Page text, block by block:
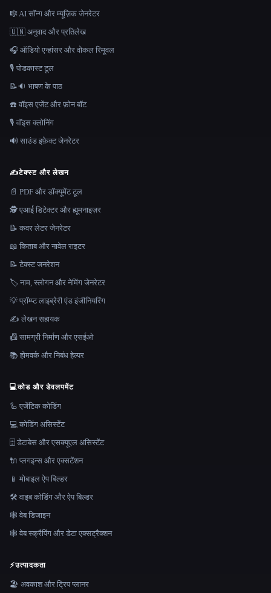
🎼 AI सॉन्ग और म्यूज़िक जेनरेटर
🇺🇳 अनुवाद और प्रतिलेख
🎧 ऑडियो एन्हांसर और वोकल रिमूवल
🎙️ पोडकास्ट टूल
📝🔉 भाषण के पाठ
☎️ वॉइस एजेंट और फ़ोन बॉट
🎙️ वॉइस क्लोनिंग
🔊 साउंड इफ़ेक्ट जेनरेटर
✍️टेक्स्ट और लेखन
📄 PDF और डॉक्यूमेंट टूल
🕵️ एआई डिटेक्टर और ह्यूमनाइज़र
📝 कवर लेटर जेनरेटर
📖 किताब और नावेल राइटर
📝 टेक्स्ट जनरेशन
🏷️ नाम, स्लोगन और नेमिंग जेनरेटर
💡 प्रॉम्प्ट लाइब्रेरी एंड इंजीनियरिंग
✍️ लेखन सहायक
📠 सामग्री निर्माण और एसईओ
📚 होमवर्क और निबंध हेल्पर
💻कोड और डेवलपमेंट
🦾 एजेंटिक कोडिंग
💻 कोडिंग असिस्टेंट
🗄️ डेटाबेस और एसक्यूएल असिस्टेंट
🔌 प्लगइन्स और एक्सटेंशन
📱 मोबाइल ऐप बिल्डर
🛠️ वाइब कोडिंग और ऐप बिल्डर
🕸 वेब डिजाइन
🕸️ वेब स्क्रैपिंग और डेटा एक्सट्रैक्शन
⚡उत्पादकता
🏖 अवकाश और ट्रिप प्लानर